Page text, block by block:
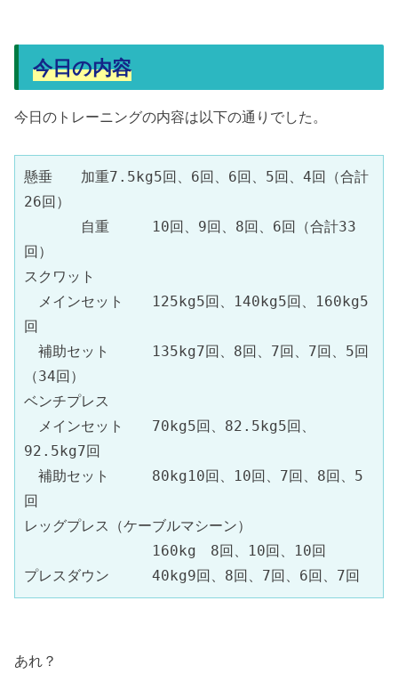
今日の内容
今日のトレーニングの内容は以下の通りでした。
懸垂　　加重7.5kg5回、6回、6回、5回、4回（合計
26回）
自重　　　10回、9回、8回、6回（合計33
回）
スクワット
メインセット　　125kg5回、140kg5回、160kg5
回
補助セット　　　135kg7回、8回、7回、7回、5回
（34回）
ベンチプレス
メインセット　　70kg5回、82.5kg5回、
92.5kg7回
補助セット　　　80kg10回、10回、7回、8回、5
回
レッグプレス（ケーブルマシーン）
160kg　8回、10回、10回
あれ？